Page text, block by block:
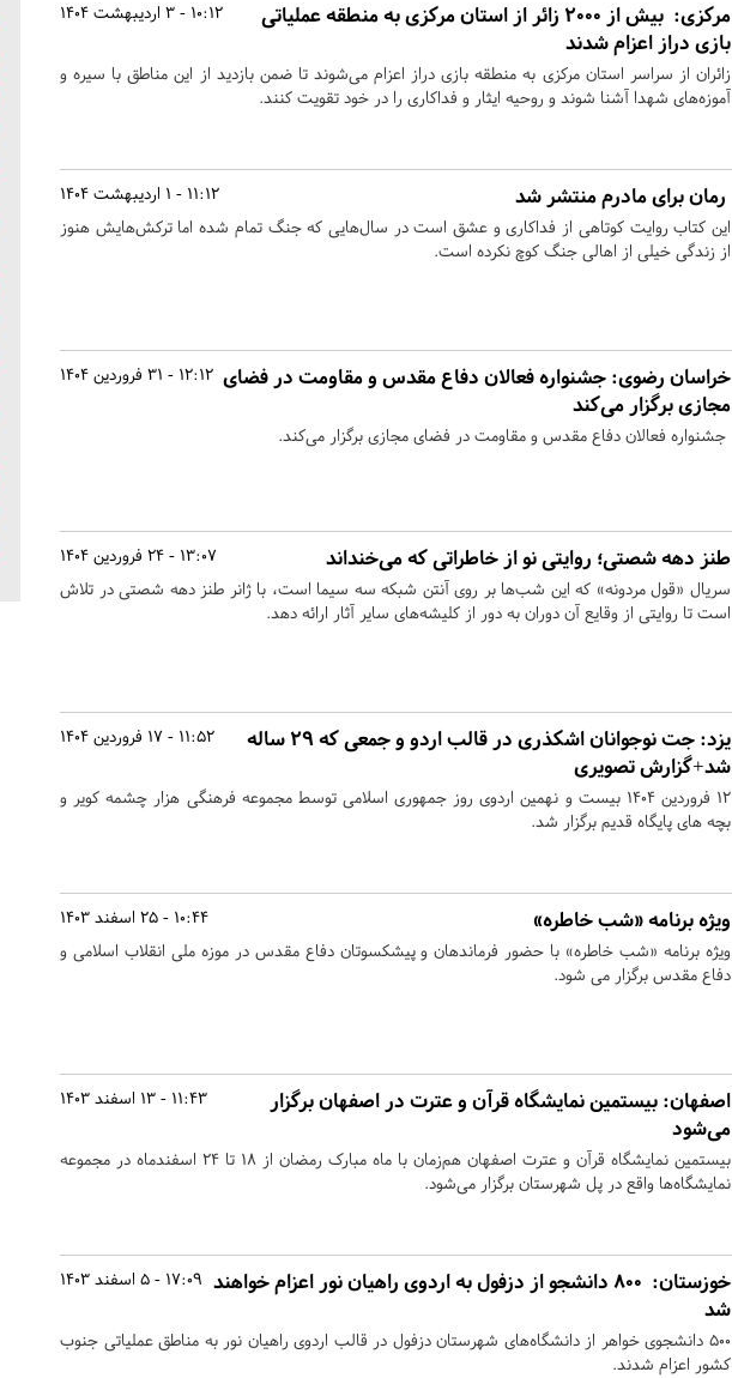
10:12 - 3 اردیبهشت 1404 مرکزی:
بیش از ۲۰۰۰ زائر از استان مرکزی به منطقه عملیاتی
بازی دراز اعزام شدند
زائران از سراسر استان مرکزی به منطقه بازی دراز اعزام می‌شوند تا ضمن بازدید از این مناطق با سیره و
آموزه‌های شهدا آشنا شوند و روحیه ایثار و فداکاری را در خود تقویت کنند.
11:12 - 1 اردیبهشت 1404 رمان برای مادرم منتشر شد
این کتاب روایت کوتاهی از فداکاری و عشق است در سال‌هایی که جنگ تمام شده اما ترکش‌هایش هنوز
از زندگی خیلی از اهالی جنگ کوچ نکرده است.
12:12 - 31 فروردین 1404 خراسان رضوی: جشنواره فعالان دفاع مقدس و مقاومت در فضای
مجازی برگزار می‌کند
جشنواره فعالان دفاع مقدس و مقاومت در فضای مجازی برگزار می‌کند.
13:07 - 24 فروردین 1404 طنز دهه شصتی؛ روایتی نو از خاطراتی که می‌خنداند
سریال «قول مردونه» که این شب‌ها بر روی آنتن شبکه سه سیما است، با ژانر طنز دهه شصتی در تلاش
است تا روایتی از وقایع آن دوران به دور از کلیشه‌های سایر آثار ارائه دهد.
11:52 - 17 فروردین 1404 یزد:
جت نوجوانان اشکذری در قالب اردو و جمعی که ۲۹ ساله
شد+گزارش تصویری
۱۲ فروردین ۱۴۰۴ بیست و نهمین اردوی روز جمهوری اسلامی توسط مجموعه فرهنگی هزار چشمه کویر و
بچه های پایگاه قدیم برگزار شد.
10:44 - 25 اسفند 1403 ویژه برنامه «شب خاطره»
ویژه برنامه «شب خاطره» با حضور فرماندهان و پیشکسوتان دفاع مقدس در موزه ملی انقلاب اسلامی و
دفاع مقدس برگزار می شود.
11:43 - 13 اسفند 1403 اصفهان: بیستمین نمایشگاه قرآن و عترت در اصفهان برگزار
می‌شود
بیستمین نمایشگاه قرآن و عترت اصفهان هم‌زمان با ماه مبارک رمضان از ۱۸ تا ۲۴ اسفندماه در مجموعه
نمایشگاه‌ها واقع در پل شهرستان برگزار می‌شود.
17:09 - 5 اسفند 1403 خوزستان:
۸۰۰ دانشجو از دزفول به اردوی راهیان نور اعزام خواهند
شد
500 دانشجوی خواهر از دانشگاه‌های شهرستان دزفول در قالب اردوی راهیان نور به مناطق عملیاتی جنوب
کشور اعزام شدند.